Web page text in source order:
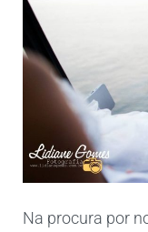
Na procura por